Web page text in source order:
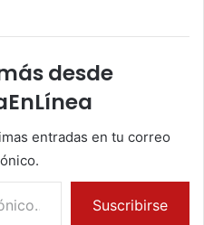
desde
entradas en tu correo
Suscribirse